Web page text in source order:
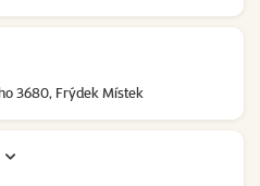
3680, Frýdek Místek